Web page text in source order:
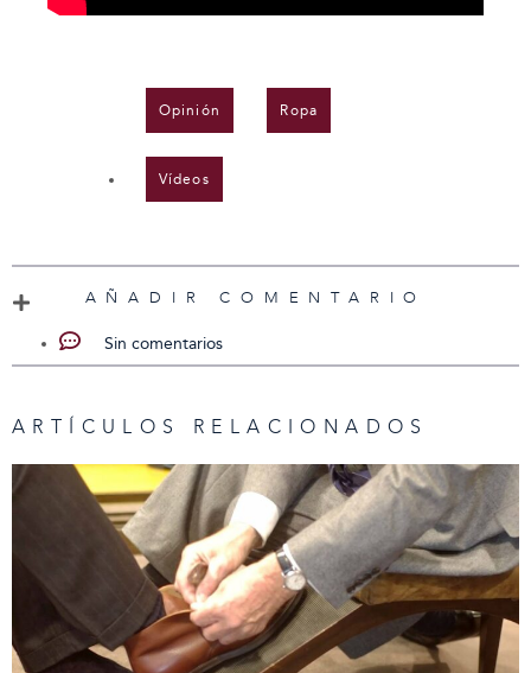
Opinión Ropa
Vídeos
AÑADIR COMENTARIO
Sin comentarios
ARTÍCULOS RELACIONADOS